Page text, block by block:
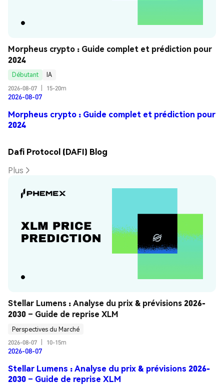
Morpheus crypto : Guide complet et prédiction pour
2024
Débutant
IA
2026-08-07
15-20m
2026-08-07
Morpheus crypto : Guide complet et prédiction pour
2024
Dafi Protocol (DAFI) Blog
Plus
Stellar Lumens : Analyse du prix & prévisions 2026-
2030 – Guide de reprise XLM
Perspectives du Marché
2026-08-07
10-15m
2026-08-07
Stellar Lumens : Analyse du prix & prévisions 2026-
2030 – Guide de reprise XLM